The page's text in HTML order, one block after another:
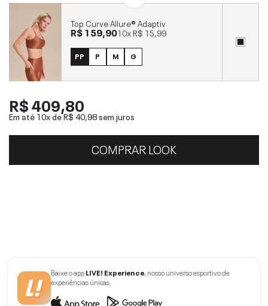
Top Curve Allure® Adaptiv
R$ 159,9010xR$ 15,99
PP P M G
R$ 409,80
Em até 10x deR$ 40,98sem juros
COMPRAR LOOK
Baixe o appLIVE! Experience , nosso universo esportivo de
experiências únicas.